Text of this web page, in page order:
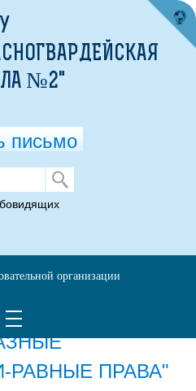
ПРАВА"
№2"
письмо
организации